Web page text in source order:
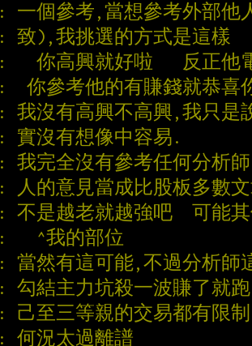
: 一個參考,當想參考外部他
: 致),我挑選的方式是這樣
:   你高興就好啦   反正他
:  你參考他的有賺錢就恭喜
: 我沒有高興不高興,我只是
: 實沒有想像中容易.
: 我完全沒有參考任何分析
: 人的意見當成比股板多數
: 不是越老就越強吧  可能其
:   ^我的部位
: 當然有這可能,不過分析師
: 勾結主力坑殺一波賺了就
: 己至三等親的交易都有限
: 何況太過離譜